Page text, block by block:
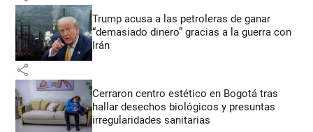
Trump acusa a las petroleras de ganar
“demasiado dinero” gracias a la guerra con
Irán
share
Cerraron centro estético en Bogotá tras
hallar desechos biológicos y presuntas
irregularidades sanitarias